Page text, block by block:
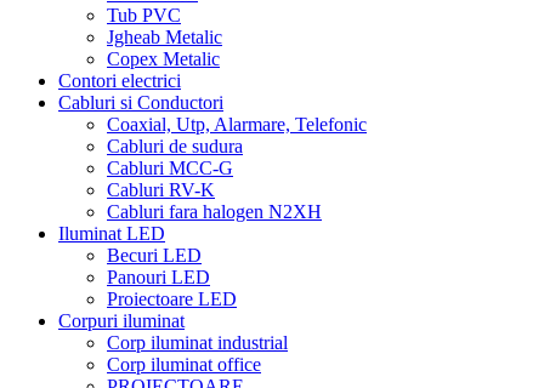
Tub PVC
Jgheab Metalic
Copex Metalic
Contori electrici
Cabluri si Conductori
Coaxial, Utp, Alarmare, Telefonic
Cabluri de sudura
Cabluri MCC-G
Cabluri RV-K
Cabluri fara halogen N2XH
Iluminat LED
Becuri LED
Panouri LED
Proiectoare LED
Corpuri iluminat
Corp iluminat industrial
Corp iluminat office